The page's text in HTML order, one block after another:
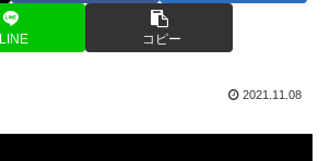
LINE コピー
2021.11.08